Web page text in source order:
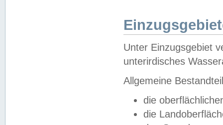
Unter Einzugsgebiet
unterirdisches
Allgemeine
die
die